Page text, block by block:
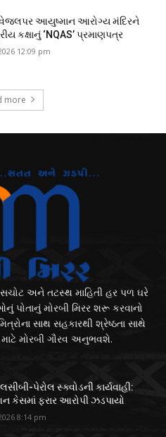
વેજલપર આયુષ્માન આરોગ્ય મંદિરને
કક્ષાનું ‘NQAS’ પ્રમાણપત્ર
12:09 pm
more
સચોટ અને તટસ્થ માહિતી હર પળ ઘરે
પોતાનું મોરબી મિરર શરૂ કરવાનો
સાથ સહકારથી શ્રેષ્ઠતા સાથે
મોરબી ગૌરવ અનુભવશે.
પેરોલ સ્ક્વોડની કાર્યવાહી:
કેસમાં ફરાર આરોપી ઝડપાયો
8:14 pm